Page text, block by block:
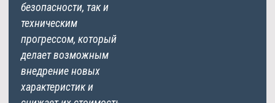
безопасности, так и
техническим
прогрессом, который
делает возможным
внедрение новых
характеристик и